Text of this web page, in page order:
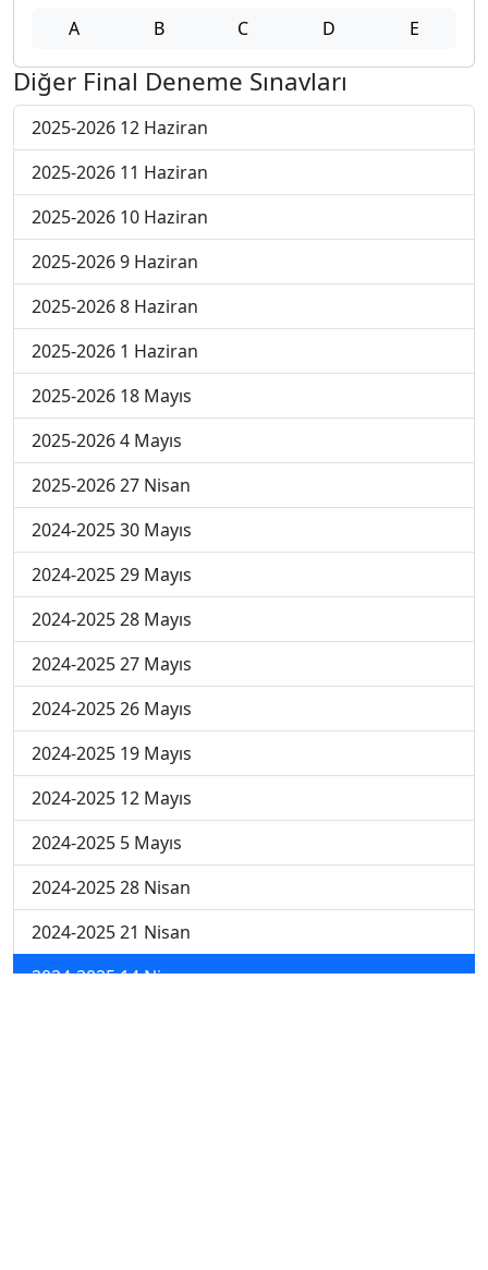
A B C D E
Diğer Final Deneme Sınavları
2025-2026 12 Haziran
2025-2026 11 Haziran
2025-2026 10 Haziran
2025-2026 9 Haziran
2025-2026 8 Haziran
2025-2026 1 Haziran
2025-2026 18 Mayıs
2025-2026 4 Mayıs
2025-2026 27 Nisan
2024-2025 30 Mayıs
2024-2025 29 Mayıs
2024-2025 28 Mayıs
2024-2025 27 Mayıs
2024-2025 26 Mayıs
2024-2025 19 Mayıs
2024-2025 12 Mayıs
2024-2025 5 Mayıs
2024-2025 28 Nisan
2024-2025 21 Nisan
2024-2025 14 Nisan